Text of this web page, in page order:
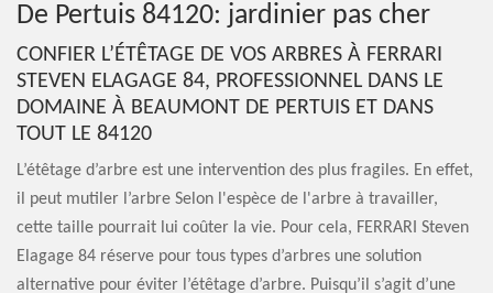
De Pertuis 84120: jardinier pas cher
CONFIER L’ÉTÊTAGE DE VOS ARBRES À FERRARI
STEVEN ELAGAGE 84, PROFESSIONNEL DANS LE
DOMAINE À BEAUMONT DE PERTUIS ET DANS
TOUT LE 84120
L’étêtage d’arbre est une intervention des plus fragiles. En effet,
il peut mutiler l’arbre Selon l'espèce de l'arbre à travailler,
cette taille pourrait lui coûter la vie. Pour cela, FERRARI Steven
Elagage 84 réserve pour tous types d’arbres une solution
alternative pour éviter l’étêtage d’arbre. Puisqu’il s’agit d’une